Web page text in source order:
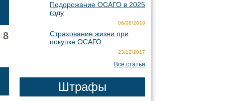
8
Подорожание ОСАГО в 2025
году
06/06/2018
Страхование жизни при
покупке ОСАГО
23/12/2017
Все статьи
Штрафы